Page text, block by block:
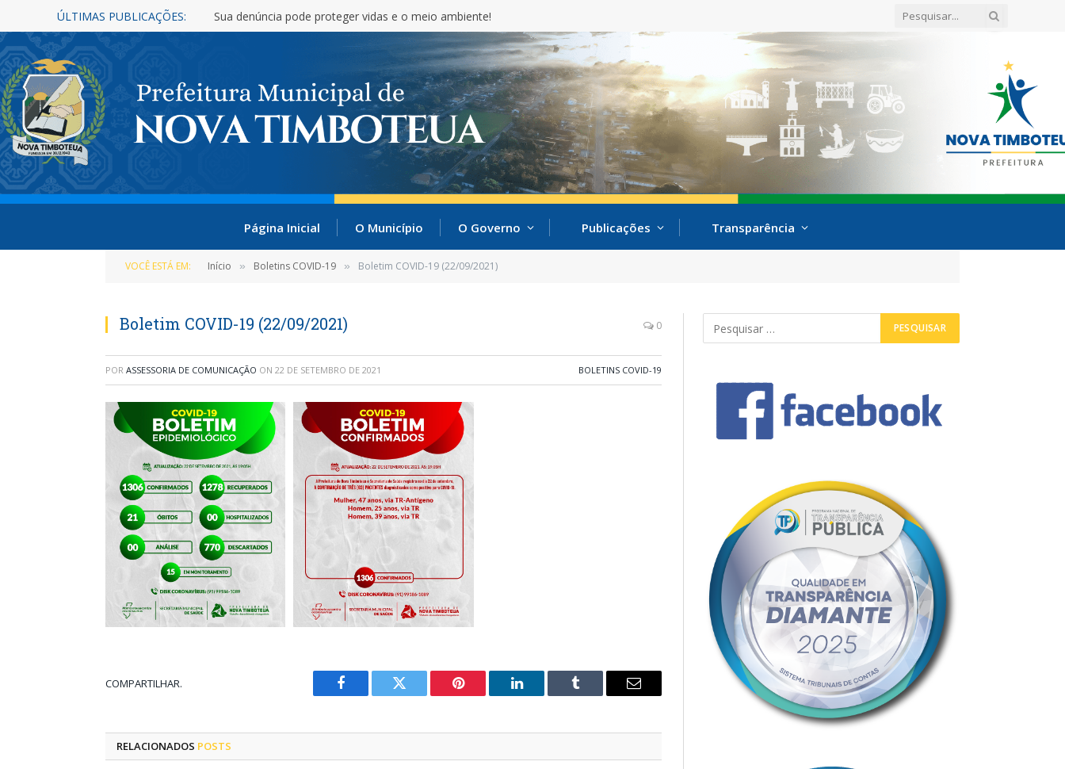
ÚLTIMAS PUBLICAÇÕES: Sua denúncia pode proteger vidas e o meio ambiente!
Página Inicial O Município O Governo Publicações Transparência
VOCÊ ESTÁ EM: Início » Boletins COVID-19 » Boletim COVID-19 (22/09/2021)
Boletim COVID-19 (22/09/2021) 0
POR ASSESSORIA DE COMUNICAÇÃO ON 22 DE SETEMBRO DE 2021 BOLETINS COVID-19
COMPARTILHAR.
Facebook Twitter Pinterest LinkedIn Tumblr
E-
RELACIONADOS POSTS